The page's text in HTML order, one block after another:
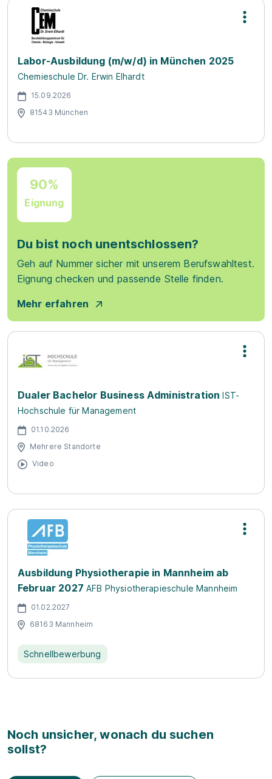
Labor-Ausbildung (m/w/d) in München 2025
Chemieschule Dr. Erwin Elhardt
15.09.2026
81543 München
90%
Eignung
Du bist noch unentschlossen?
Geh auf Nummer sicher mit unserem Berufswahltest.
Eignung checken und passende Stelle finden.
Mehr erfahren
Dualer Bachelor Business Administration IST-
Hochschule für Management
01.10.2026
Mehrere Standorte
Video
Ausbildung Physiotherapie in Mannheim ab
Februar 2027 AFB Physiotherapieschule Mannheim
01.02.2027
68163 Mannheim
Schnellbewerbung
Noch unsicher, wonach du suchen
sollst?